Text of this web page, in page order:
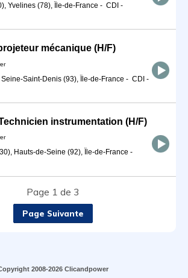
Yvelines (78), Île-de-France - CDI -
mécanique (H/F)
Saint-Denis (93), Île-de-France - CDI -
instrumentation (H/F)
Hauts-de-Seine (92), Île-de-France -
Page 1 de 3
Page Suivante
2008-2026 Clicandpower